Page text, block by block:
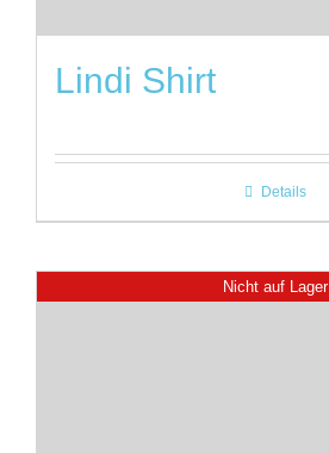
Lindi Shirt
Details
Nicht auf Lager